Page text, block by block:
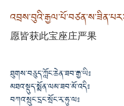
愿皆获此宝座庄严果
ཐུགས་བཅུད་ཀློང་ཆེན་ཟབ་རྒྱ་ཡི༔
མཐའ་སྡུད་སྨོན་ལམ་ཟབ་མོ་འདི༔
བཀའ་སྲུང་དྲང་སྲོང་རྭ་ཧུ་ལ༔